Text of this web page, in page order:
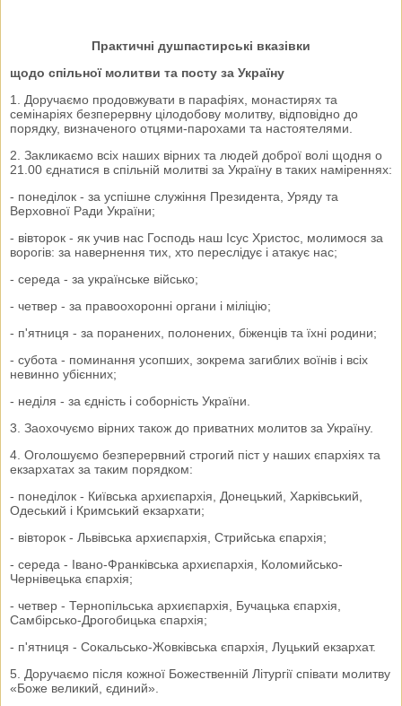
Практичні душпастирські вказівки
щодо спільної молитви та посту за Україну
1. Доручаємо продовжувати в парафіях, монастирях та
семінаріях безперервну цілодобову молитву, відповідно до
порядку, визначеного отцями-парохами та настоятелями.
2. Закликаємо всіх наших вірних та людей доброї волі щодня о
21.00 єднатися в спільній молитві за Україну в таких наміреннях:
- понеділок - за успішне служіння Президента, Уряду та
Верховної Ради України;
- вівторок - як учив нас Господь наш Ісус Христос, молимося за
ворогів: за навернення тих, хто переслідує і атакує нас;
- середа - за українське військо;
- четвер - за правоохоронні органи і міліцію;
- п'ятниця - за поранених, полонених, біженців та їхні родини;
- субота - поминання усопших, зокрема загиблих воїнів і всіх
невинно убієнних;
- неділя - за єдність і соборність України.
3. Заохочуємо вірних також до приватних молитов за Україну.
4. Оголошуємо безперервний строгий піст у наших єпархіях та
екзархатах за таким порядком:
- понеділок - Київська архиєпархія, Донецький, Харківський,
Одеський і Кримський екзархати;
- вівторок - Львівська архиєпархія, Стрийська єпархія;
- середа - Івано-Франківська архиєпархія, Коломийсько-
Чернівецька єпархія;
- четвер - Тернопільська архиєпархія, Бучацька єпархія,
Самбірсько-Дрогобицька єпархія;
- п'ятниця - Сокальсько-Жовківська єпархія, Луцький екзархат.
5. Доручаємо після кожної Божественній Літургії співати молитву
«Боже великий, єдиний».